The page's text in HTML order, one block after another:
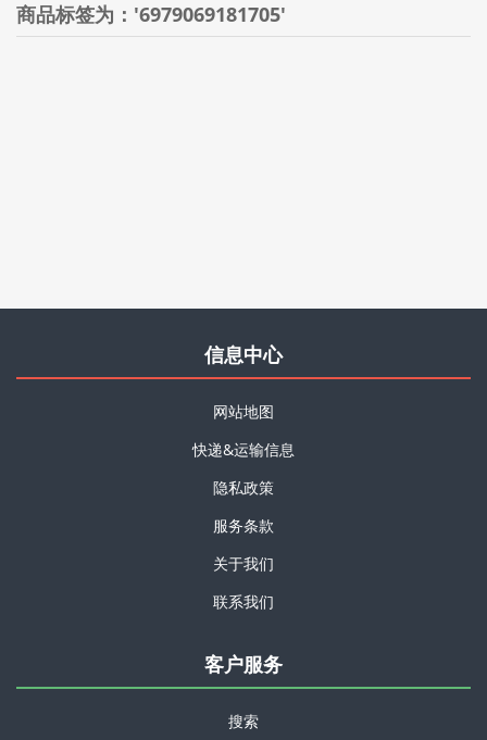
商品标签为：'6979069181705'
信息中心
网站地图
快递&运输信息
隐私政策
服务条款
关于我们
联系我们
客户服务
搜索